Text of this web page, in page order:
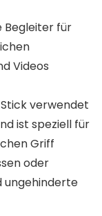
Begleiter für
Videos
Stick verwendet
ist speziell für
Griff
oder
ungehinderte